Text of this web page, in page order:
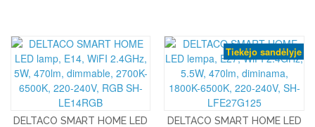
DELTACO SMART HOME LED
Tiekėjo sandėlyje
DELTACO SMART HOME LED